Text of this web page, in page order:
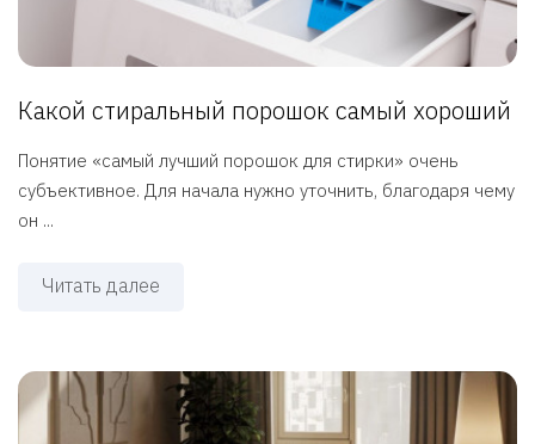
Какой стиральный порошок самый хороший
Понятие «самый лучший порошок для стирки» очень
субъективное. Для начала нужно уточнить, благодаря чему
он ...
Читать далее